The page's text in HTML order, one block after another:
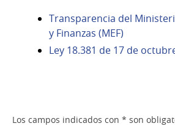
Transparencia del
y Finanzas (MEF)
Ley 18.381 de 17 de
Los campos indicados con * son